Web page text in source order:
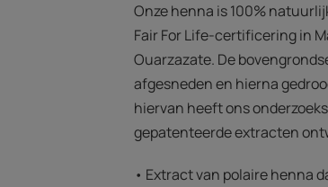
Onze henna is 100%
Fair For Life-certificering in
Ouarzazate. De
afgesneden en hierna
hiervan heeft ons
gepatenteerde extracten
• Extract van polaire henna